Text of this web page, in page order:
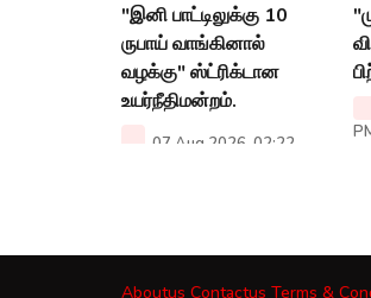
"இனி பாட்டிலுக்கு 10
ருபாய் வாங்கினால்
வழக்கு" ஸ்ட்ரிக்டான
உயர்நீதிமன்றம்.
07 Aug 2026, 02:22
Aboutus Contactus Terms &